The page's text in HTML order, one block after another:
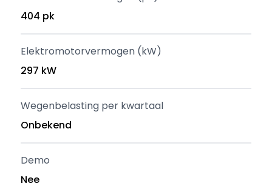
404 pk
Elektromotorvermogen (kW)
297 kW
Wegenbelasting per kwartaal
Onbekend
Demo
Nee